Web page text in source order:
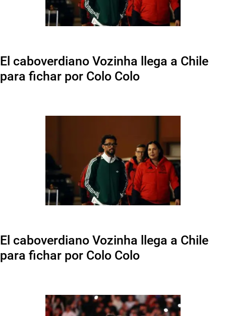
El caboverdiano Vozinha llega a Chile
para fichar por Colo Colo
El caboverdiano Vozinha llega a Chile
para fichar por Colo Colo